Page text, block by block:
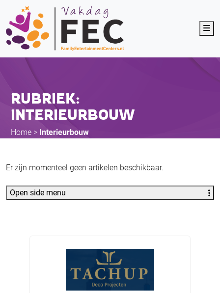
RUBRIEK:
INTERIEURBOUW
Home > Interieurbouw
Er zijn momenteel geen artikelen beschikbaar.
Open side menu